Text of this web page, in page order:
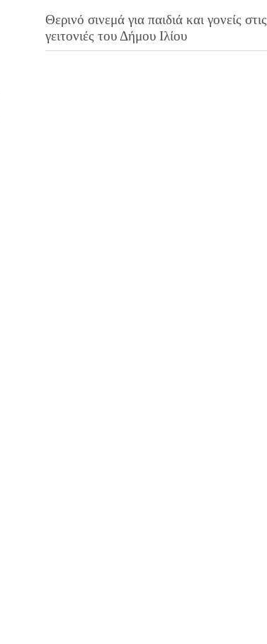
Θερινό σινεμά για παιδιά και γονείς στις
γειτονιές του Δήμου Ιλίου